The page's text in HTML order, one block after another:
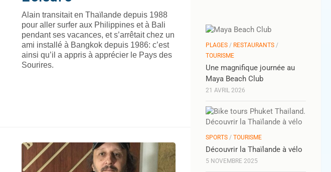
Alain transitait en Thaïlande depuis 1988
pour aller surfer aux Philippines et à Bali
pendant ses vacances, et s’arrêtait chez un
ami installé à Bangkok depuis 1986: c’est
ainsi qu’il a appris à apprécier le Pays des
Sourires.
PLAGES / RESTAURANTS /
TOURISME
Une magnifique journée au
Maya Beach Club
21 AVRIL 2026
SPORTS / TOURISME
Découvrir la Thaïlande à vélo
5 NOVEMBRE 2025